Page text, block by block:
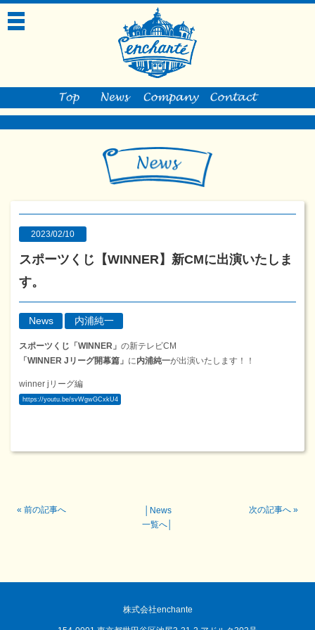
toggle
2023/02/10
スポーツくじ【WINNER】新CMに出演いたしま
す。
News 内浦純一
スポーツくじ「WINNER」 の新テレビCM
「WINNER Jリーグ開幕篇」 に内浦純一が出演いたします！！
winner jリーグ編
https://youtu.be/svWgwGCxkU4
« 前の記事へ
News
一覧へ
次の記事へ »
株式会社enchante